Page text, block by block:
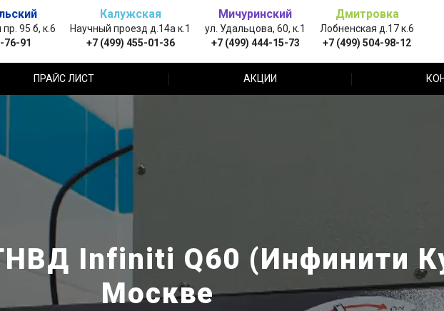
95 б, к.6
76-91
Калужская
Научный проезд д.14а к.1
+7 (499) 455-01-36
Мичуринский
ул. Удальцова, 60, к.1
+7 (499) 444-15-73
Дмитровка
Лобненская д.17 к.6
+7 (499) 504-98-12
ПРАЙС ЛИСТ АКЦИИ
Infiniti Q60 (Инфинити
Москве